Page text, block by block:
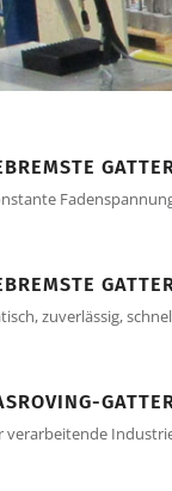
zuverlässig,
verarbeitende